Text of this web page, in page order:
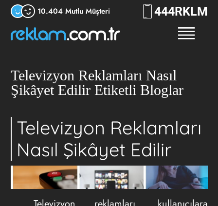
10.404 Mutlu Müşteri 444RKLM
Televizyon Reklamları Nasıl
Şikâyet Edilir Etiketli Bloglar
Televizyon Reklamları
Nasıl Şikâyet Edilir